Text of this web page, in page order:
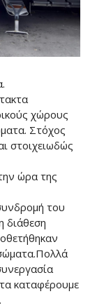
χώρους
Στόχος
στοιχειωδώς
ώρα της
του
διάθεση
καταφέρουμε